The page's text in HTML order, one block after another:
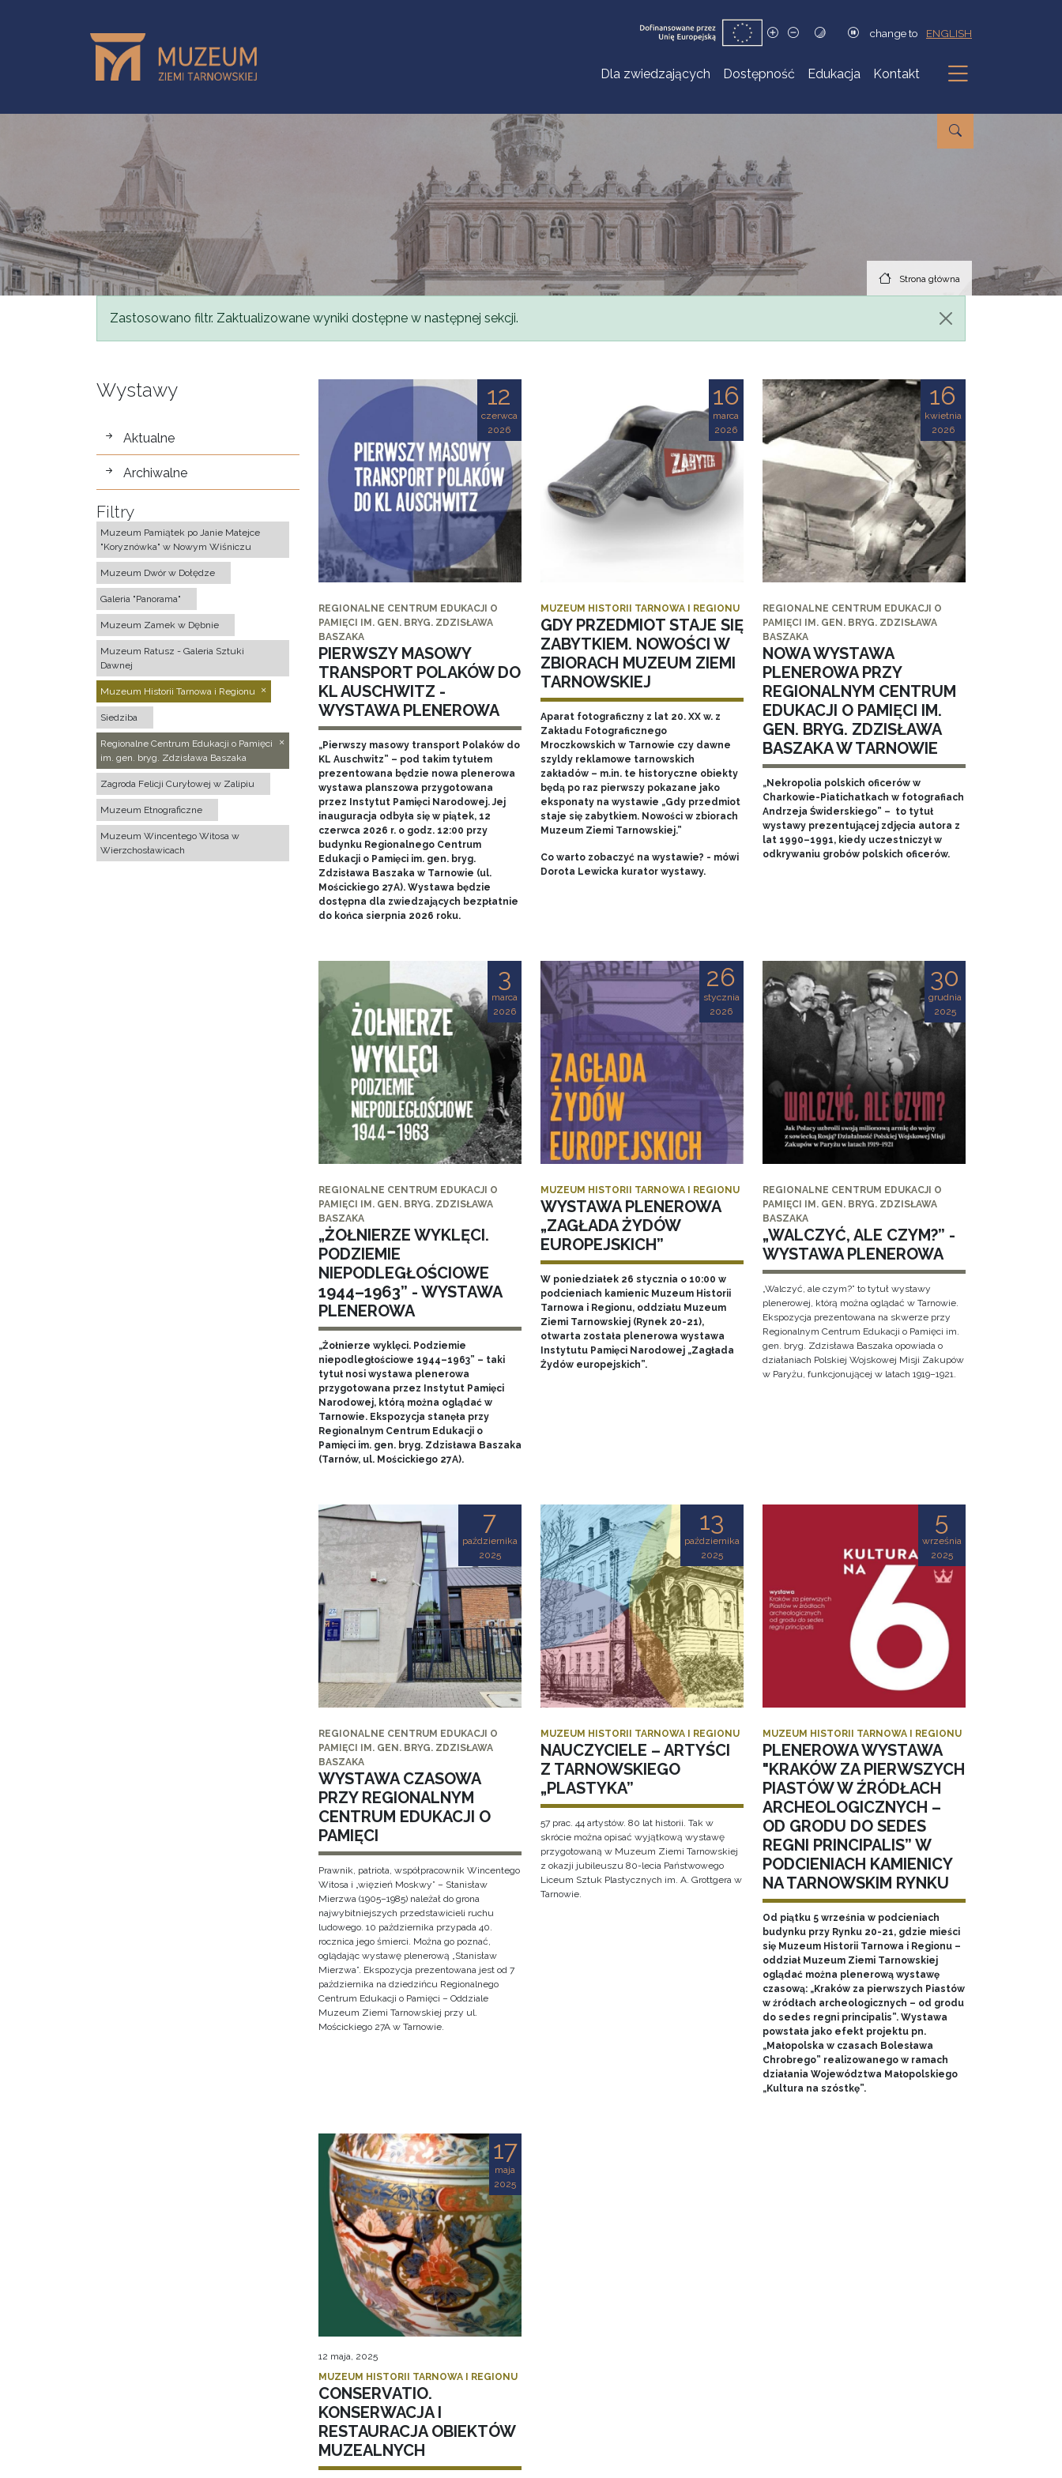
change to ENGLISH
Dla zwiedzających Dostępność Edukacja Kontakt
Podmenu
Strona główna
Komunikat
Zastosowano filtr. Zaktualizowane wyniki dostępne w następnej sekcji.
Wystawy
wystawy
Aktualne
Archiwalne
Filtry
Muzeum Pamiątek po Janie Matejce
"Koryznówka" w Nowym Wiśniczu
Muzeum Dwór w Dołędze
Galeria "Panorama"
Muzeum Zamek w Dębnie
Muzeum Ratusz - Galeria Sztuki
Dawnej
Muzeum Historii Tarnowa i Regionu
Siedziba
Regionalne Centrum Edukacji o Pamięci
im. gen. bryg. Zdzisława Baszaka
Zagroda Felicji Curyłowej w Zalipiu
Muzeum Etnograficzne
Muzeum Wincentego Witosa w
Wierzchosławicach
12
czerwca
2026
REGIONALNE CENTRUM EDUKACJI O
PAMIĘCI IM. GEN. BRYG. ZDZISŁAWA
BASZAKA
PIERWSZY MASOWY
TRANSPORT POLAKÓW DO
KL AUSCHWITZ -
WYSTAWA PLENEROWA
„Pierwszy masowy transport Polaków do
KL Auschwitz” – pod takim tytułem
prezentowana będzie nowa plenerowa
wystawa planszowa przygotowana
przez Instytut Pamięci Narodowej. Jej
inauguracja odbyła się w piątek, 12
czerwca 2026 r. o godz. 12:00 przy
budynku Regionalnego Centrum
Edukacji o Pamięci im. gen. bryg.
Zdzisława Baszaka w Tarnowie (ul.
Mościckiego 27A). Wystawa będzie
dostępna dla zwiedzających bezpłatnie
do końca sierpnia 2026 roku.
16
marca
2026
MUZEUM HISTORII TARNOWA I REGIONU
GDY PRZEDMIOT STAJE SIĘ
ZABYTKIEM. NOWOŚCI W
ZBIORACH MUZEUM ZIEMI
TARNOWSKIEJ
Aparat fotograficzny z lat 20. XX w. z
Zakładu Fotograficznego
Mroczkowskich w Tarnowie czy dawne
szyldy reklamowe tarnowskich
zakładów – m.in. te historyczne obiekty
będą po raz pierwszy pokazane jako
eksponaty na wystawie „Gdy przedmiot
staje się zabytkiem. Nowości w zbiorach
Muzeum Ziemi Tarnowskiej.”
Co warto zobaczyć na wystawie? - mówi
Dorota Lewicka kurator wystawy.
16
kwietnia
2026
REGIONALNE CENTRUM EDUKACJI O
PAMIĘCI IM. GEN. BRYG. ZDZISŁAWA
BASZAKA
NOWA WYSTAWA
PLENEROWA PRZY
REGIONALNYM CENTRUM
EDUKACJI O PAMIĘCI IM.
GEN. BRYG. ZDZISŁAWA
BASZAKA W TARNOWIE
„Nekropolia polskich oficerów w
Charkowie-Piatichatkach w fotografiach
Andrzeja Świderskiego” – to tytuł
wystawy prezentującej zdjęcia autora z
lat 1990–1991, kiedy uczestniczył w
odkrywaniu grobów polskich oficerów.
3
marca
2026
REGIONALNE CENTRUM EDUKACJI O
PAMIĘCI IM. GEN. BRYG. ZDZISŁAWA
BASZAKA
„ŻOŁNIERZE WYKLĘCI.
PODZIEMIE
NIEPODLEGŁOŚCIOWE
1944–1963” - WYSTAWA
PLENEROWA
„Żołnierze wyklęci. Podziemie
niepodległościowe 1944–1963” – taki
tytuł nosi wystawa plenerowa
przygotowana przez Instytut Pamięci
Narodowej, którą można oglądać w
Tarnowie. Ekspozycja stanęła przy
Regionalnym Centrum Edukacji o
Pamięci im. gen. bryg. Zdzisława Baszaka
(Tarnów, ul. Mościckiego 27A).
26
stycznia
2026
MUZEUM HISTORII TARNOWA I REGIONU
WYSTAWA PLENEROWA
„ZAGŁADA ŻYDÓW
EUROPEJSKICH”
W poniedziałek 26 stycznia o 10:00 w
podcieniach kamienic Muzeum Historii
Tarnowa i Regionu, oddziału Muzeum
Ziemi Tarnowskiej (Rynek 20-21),
otwarta została plenerowa wystawa
Instytutu Pamięci Narodowej „Zagłada
Żydów europejskich”.
30
grudnia
2025
REGIONALNE CENTRUM EDUKACJI O
PAMIĘCI IM. GEN. BRYG. ZDZISŁAWA
BASZAKA
„WALCZYĆ, ALE CZYM?” -
WYSTAWA PLENEROWA
„Walczyć, ale czym?” to tytuł wystawy
plenerowej, którą można oglądać w Tarnowie.
Ekspozycja prezentowana na skwerze przy
Regionalnym Centrum Edukacji o Pamięci im.
gen. bryg. Zdzisława Baszaka opowiada o
działaniach Polskiej Wojskowej Misji Zakupów
w Paryżu, funkcjonującej w latach 1919–1921.
7
października
2025
REGIONALNE CENTRUM EDUKACJI O
PAMIĘCI IM. GEN. BRYG. ZDZISŁAWA
BASZAKA
WYSTAWA CZASOWA
PRZY REGIONALNYM
CENTRUM EDUKACJI O
PAMIĘCI
Prawnik, patriota, współpracownik Wincentego
Witosa i „więzień Moskwy” – Stanisław
Mierzwa (1905–1985) należał do grona
najwybitniejszych przedstawicieli ruchu
ludowego. 10 października przypada 40.
rocznica jego śmierci. Można go poznać,
oglądając wystawę plenerową „Stanisław
Mierzwa”. Ekspozycja prezentowana jest od 7
października na dziedzińcu Regionalnego
Centrum Edukacji o Pamięci – Oddziale
Muzeum Ziemi Tarnowskiej przy ul.
Mościckiego 27A w Tarnowie.
13
października
2025
MUZEUM HISTORII TARNOWA I REGIONU
NAUCZYCIELE – ARTYŚCI
Z TARNOWSKIEGO
„PLASTYKA”
57 prac. 44 artystów. 80 lat historii. Tak w
skrócie można opisać wyjątkową wystawę
przygotowaną w Muzeum Ziemi Tarnowskiej
z okazji jubileuszu 80-lecia Państwowego
Liceum Sztuk Plastycznych im. A. Grottgera w
Tarnowie.
5
września
2025
MUZEUM HISTORII TARNOWA I REGIONU
PLENEROWA WYSTAWA
"KRAKÓW ZA PIERWSZYCH
PIASTÓW W ŹRÓDŁACH
ARCHEOLOGICZNYCH –
OD GRODU DO SEDES
REGNI PRINCIPALIS” W
PODCIENIACH KAMIENICY
NA TARNOWSKIM RYNKU
Od piątku 5 września w podcieniach
budynku przy Rynku 20-21, gdzie mieści
się Muzeum Historii Tarnowa i Regionu –
oddział Muzeum Ziemi Tarnowskiej
oglądać można plenerową wystawę
czasową: „Kraków za pierwszych Piastów
w źródłach archeologicznych – od grodu
do sedes regni principalis”. Wystawa
powstała jako efekt projektu pn.
„Małopolska w czasach Bolesława
Chrobrego” realizowanego w ramach
działania Województwa Małopolskiego
„Kultura na szóstkę”.
17
maja
2025
12 maja, 2025
MUZEUM HISTORII TARNOWA I REGIONU
CONSERVATIO.
KONSERWACJA I
RESTAURACJA OBIEKTÓW
MUZEALNYCH